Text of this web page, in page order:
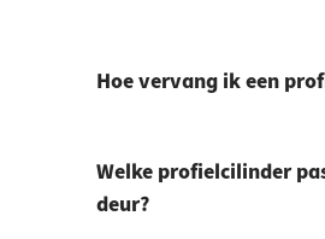
Hoe vervang ik een
Welke profielcilinder
deur?